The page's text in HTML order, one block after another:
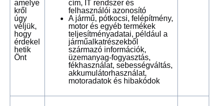
amelye
kről
úgy
véljük,
hogy
érdekel
hetik
Önt
cím, IT rendszer és
felhasználói azonosító
A jármű, pótkocsi, felépítmény,
motor és egyéb termékek
teljesítményadatai, például a
járműalkatrészekből
származó információk,
üzemanyag-fogyasztás,
fékhasználat, sebességváltás,
akkumulátorhasználat,
motoradatok és hibakódok